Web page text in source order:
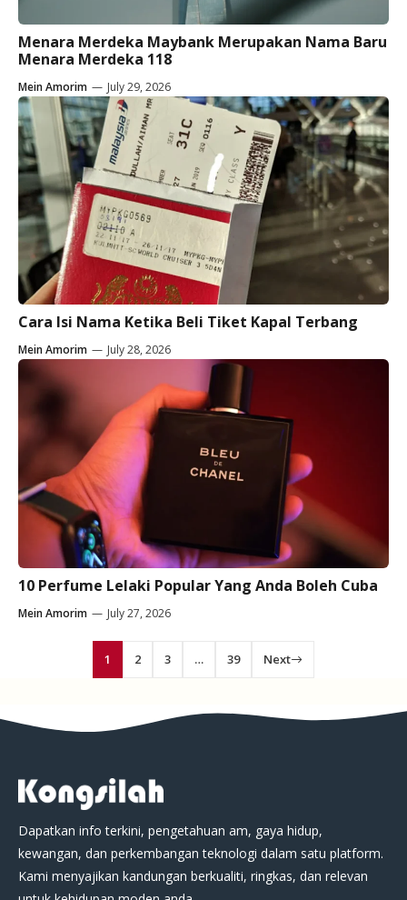
Menara Merdeka Maybank Merupakan Nama Baru
Menara Merdeka 118
Mein Amorim — July 29, 2026
Cara Isi Nama Ketika Beli Tiket Kapal Terbang
Mein Amorim — July 28, 2026
10 Perfume Lelaki Popular Yang Anda Boleh Cuba
Mein Amorim — July 27, 2026
1 2 3 … 39 Next
Dapatkan info terkini, pengetahuan am, gaya hidup,
kewangan, dan perkembangan teknologi dalam satu platform.
Kami menyajikan kandungan berkualiti, ringkas, dan relevan